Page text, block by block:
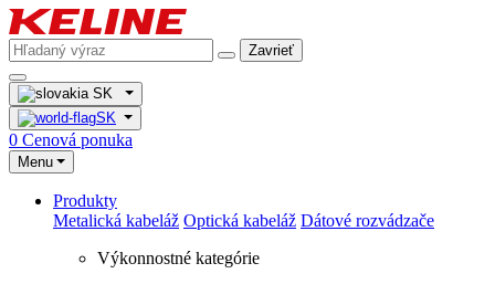
Zavrieť
SK
SK
0 Cenová ponuka
Menu
Produkty
Metalická kabeláž Optická kabeláž Dátové rozvádzače
Výkonnostné kategórie